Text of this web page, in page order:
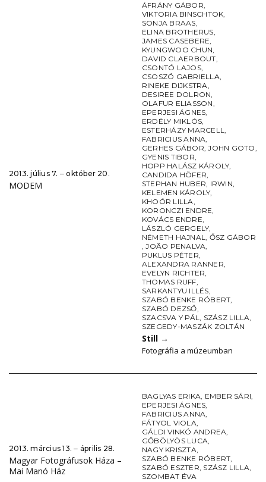
2013. július 7. ‒ október 20.
MODEM
ÁFRÁNY GÁBOR,
VIKTORIA BINSCHTOK,
SONJA BRAAS,
ELINA BROTHERUS,
JAMES CASEBERE,
KYUNGWOO CHUN,
DAVID CLAERBOUT,
CSONTÓ LAJOS,
CSOSZÓ GABRIELLA,
RINEKE DIJKSTRA,
DESIREE DOLRON,
OLAFUR ELIASSON,
EPERJESI ÁGNES,
ERDÉLY MIKLÓS,
ESTERHÁZY MARCELL,
FABRICIUS ANNA,
GERHES GÁBOR,JOHN GOTO,
GYENIS TIBOR,
HOPP HALÁSZ KÁROLY,
CANDIDA HÖFER,
STEPHAN HUBER, IRWIN,
KELEMEN KÁROLY,
KHOÓR LILLA,
KORONCZI ENDRE,
KOVÁCS ENDRE,
LÁSZLÓ GERGELY,
NÉMETH HAJNAL, ŐSZ GÁBOR
,JOÃO PENALVA,
PUKLUS PÉTER,
ALEXANDRA RANNER,
EVELYN RICHTER,
THOMAS RUFF,
SARKANTYU ILLÉS,
SZABÓ BENKE RÓBERT,
SZABÓ DEZSŐ,
SZACSVA Y PÁL, SZÁSZ LILLA,
SZEGEDY-MASZÁK ZOLTÁN
Still →
Fotográfia a múzeumban
2013. március 13. ‒ április 28.
Magyar Fotográfusok Háza –
Mai Manó Ház
BAGLYAS ERIKA, EMBER SÁRI,
EPERJESI ÁGNES,
FABRICIUS ANNA,
FÁTYOL VIOLA,
GÁLDI VINKÓ ANDREA,
GŐBÖLYÖS LUCA,
NAGY KRISZTA,
SZABÓ BENKE RÓBERT,
SZABÓ ESZTER, SZÁSZ LILLA,
SZOMBAT ÉVA